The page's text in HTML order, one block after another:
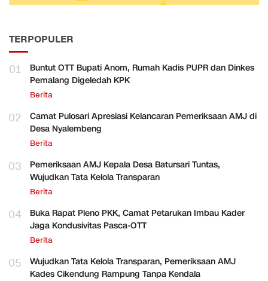
TERPOPULER
01
Buntut OTT Bupati Anom, Rumah Kadis PUPR dan Dinkes
Pemalang Digeledah KPK
Berita
02
Camat Pulosari Apresiasi Kelancaran Pemeriksaan AMJ di
Desa Nyalembeng
Berita
03
Pemeriksaan AMJ Kepala Desa Batursari Tuntas,
Wujudkan Tata Kelola Transparan
Berita
04
Buka Rapat Pleno PKK, Camat Petarukan Imbau Kader
Jaga Kondusivitas Pasca-OTT
Berita
05
Wujudkan Tata Kelola Transparan, Pemeriksaan AMJ
Kades Cikendung Rampung Tanpa Kendala